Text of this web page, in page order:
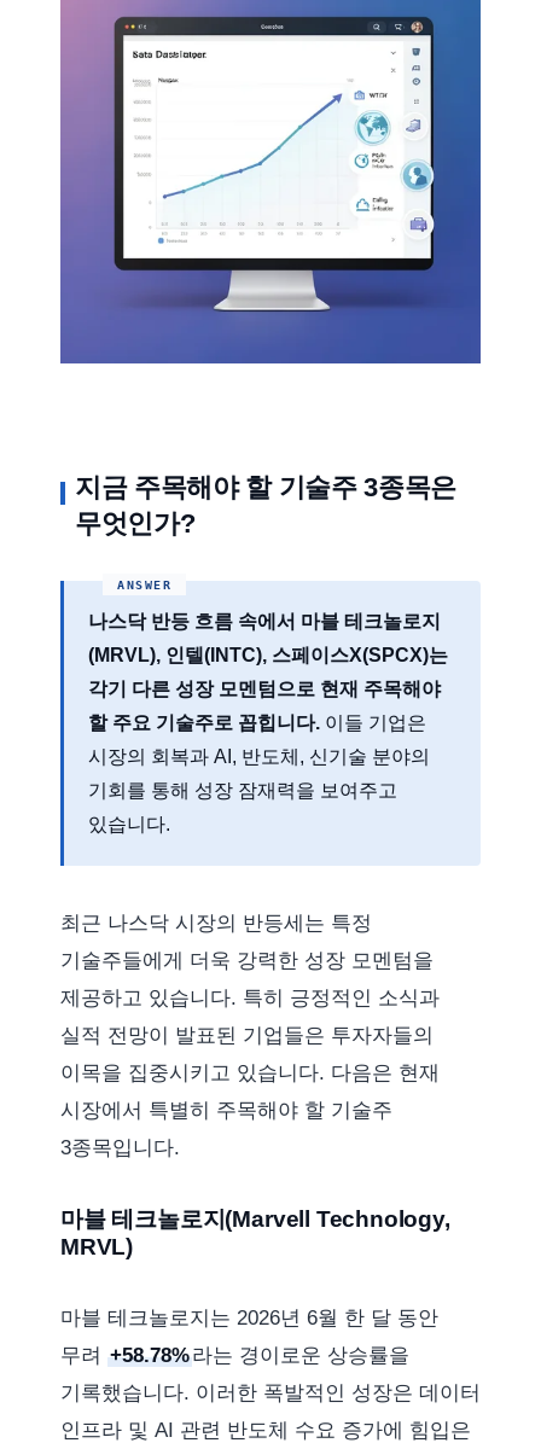
지금 주목해야 할 기술주 3종목은
무엇인가?
나스닥 반등 흐름 속에서 마블 테크놀로지
(MRVL), 인텔(INTC), 스페이스X(SPCX)는
각기 다른 성장 모멘텀으로 현재 주목해야
할 주요 기술주로 꼽힙니다. 이들 기업은
시장의 회복과 AI, 반도체, 신기술 분야의
기회를 통해 성장 잠재력을 보여주고
있습니다.
최근 나스닥 시장의 반등세는 특정
기술주들에게 더욱 강력한 성장 모멘텀을
제공하고 있습니다. 특히 긍정적인 소식과
실적 전망이 발표된 기업들은 투자자들의
이목을 집중시키고 있습니다. 다음은 현재
시장에서 특별히 주목해야 할 기술주
3종목입니다.
마블 테크놀로지(Marvell Technology,
MRVL)
마블 테크놀로지는 2026년 6월 한 달 동안
무려 +58.78%라는 경이로운 상승률을
기록했습니다. 이러한 폭발적인 성장은 데이터
인프라 및 AI 관련 반도체 수요 증가에 힘입은